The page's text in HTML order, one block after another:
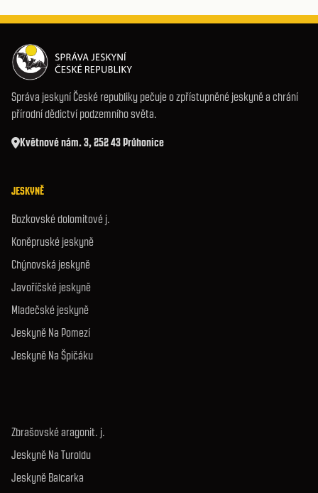
Správa jeskyní České republiky pečuje o zpřístupněné jeskyně a chrání
přírodní dědictví podzemního světa.
Květnové nám. 3, 252 43 Průhonice
JESKYNĚ
Bozkovské dolomitové j.
Koněpruské jeskyně
Chýnovská jeskyně
Javoříčské jeskyně
Mladečské jeskyně
Jeskyně Na Pomezí
Jeskyně Na Špičáku
Zbrašovské aragonit. j.
Jeskyně Na Turoldu
Jeskyně Balcarka